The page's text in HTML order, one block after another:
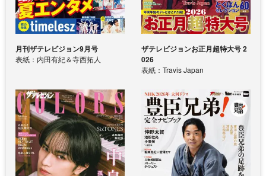
月刊ザテレビジョン9月号
表紙：内田有紀＆寺西拓人
ザテレビジョンお正月超特大号 2
026
表紙：Travis Japan